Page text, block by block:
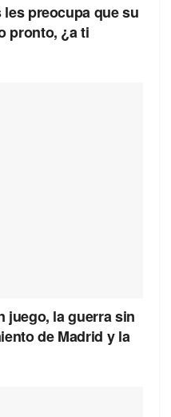
preocupa que su
pronto, ¿a ti
juego, la guerra sin
de Madrid y la